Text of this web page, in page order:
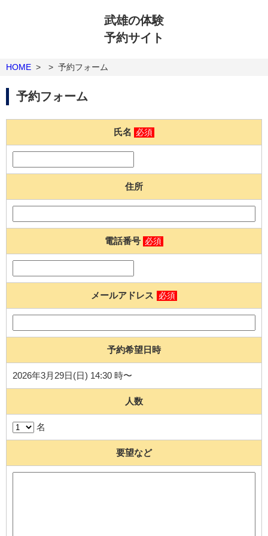
武雄の体験
予約サイト
HOME > > 予約フォーム
予約フォーム
氏名 必須
住所
電話番号 必須
メールアドレス 必須
予約希望日時
2026年3月29日(日) 14:30 時〜
人数
名
要望など